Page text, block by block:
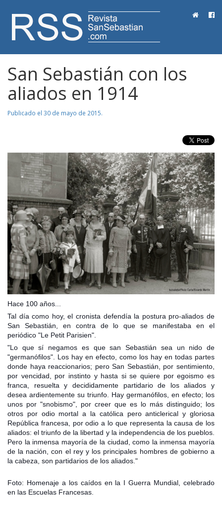
RevistaSanSebastian.com
San Sebastián con los
aliados en 1914
Publicado el 30 de mayo de 2015.
Hace 100 años...
Tal día como hoy, el cronista defendía la postura pro-aliados de
San Sebastián, en contra de lo que se manifestaba en el
periódico "Le Petit Parisien".
"Lo que sí negamos es que san Sebastián sea un nido de
"germanófilos". Los hay en efecto, como los hay en todas partes
donde haya reaccionarios; pero San Sebastián, por sentimiento,
por vencidad, por instinto y hasta si se quiere por egoismo es
franca, resuelta y decididamente partidario de los aliados y
desea ardientemente su triunfo. Hay germanófilos, en efecto; los
unos por "snobismo", por creer que es lo más distinguido; los
otros por odio mortal a la católica pero anticlerical y gloriosa
República francesa, por odio a lo que representa la causa de los
aliados: el triunfo de la libertad y la independencia de los pueblos.
Pero la inmensa mayoría de la ciudad, como la inmensa mayoría
de la nación, con el rey y los principales hombres de gobierno a
la cabeza, son partidarios de los aliados."
Foto: Homenaje a los caídos en la I Guerra Mundial, celebrado
en las Escuelas Francesas.